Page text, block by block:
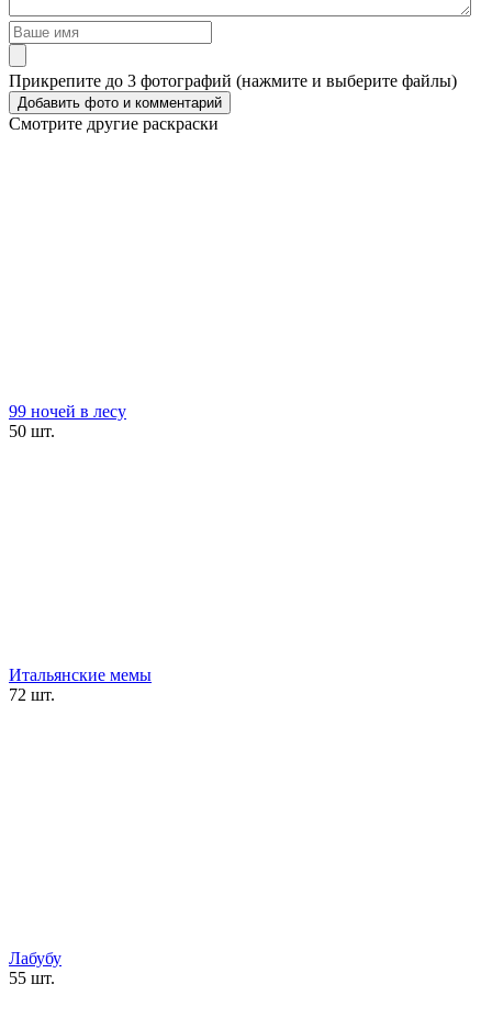
Прикрепите до 3 фотографий (нажмите и выберите файлы)
Смотрите другие раскраски
99 ночей в лесу
50 шт.
Итальянские мемы
72 шт.
Лабубу
55 шт.